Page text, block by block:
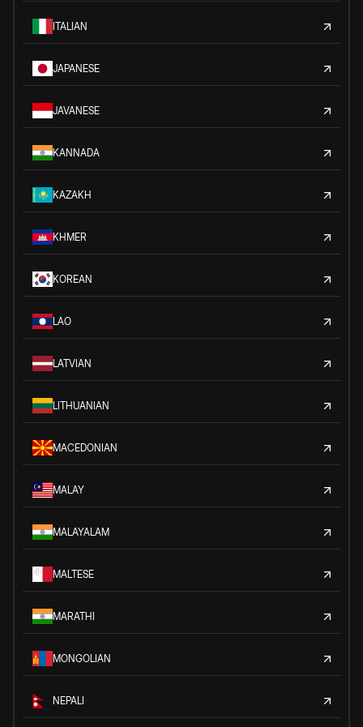
ITALIAN
JAPANESE
JAVANESE
KANNADA
KAZAKH
KHMER
KOREAN
LAO
LATVIAN
LITHUANIAN
MACEDONIAN
MALAY
MALAYALAM
MALTESE
MARATHI
MONGOLIAN
NEPALI